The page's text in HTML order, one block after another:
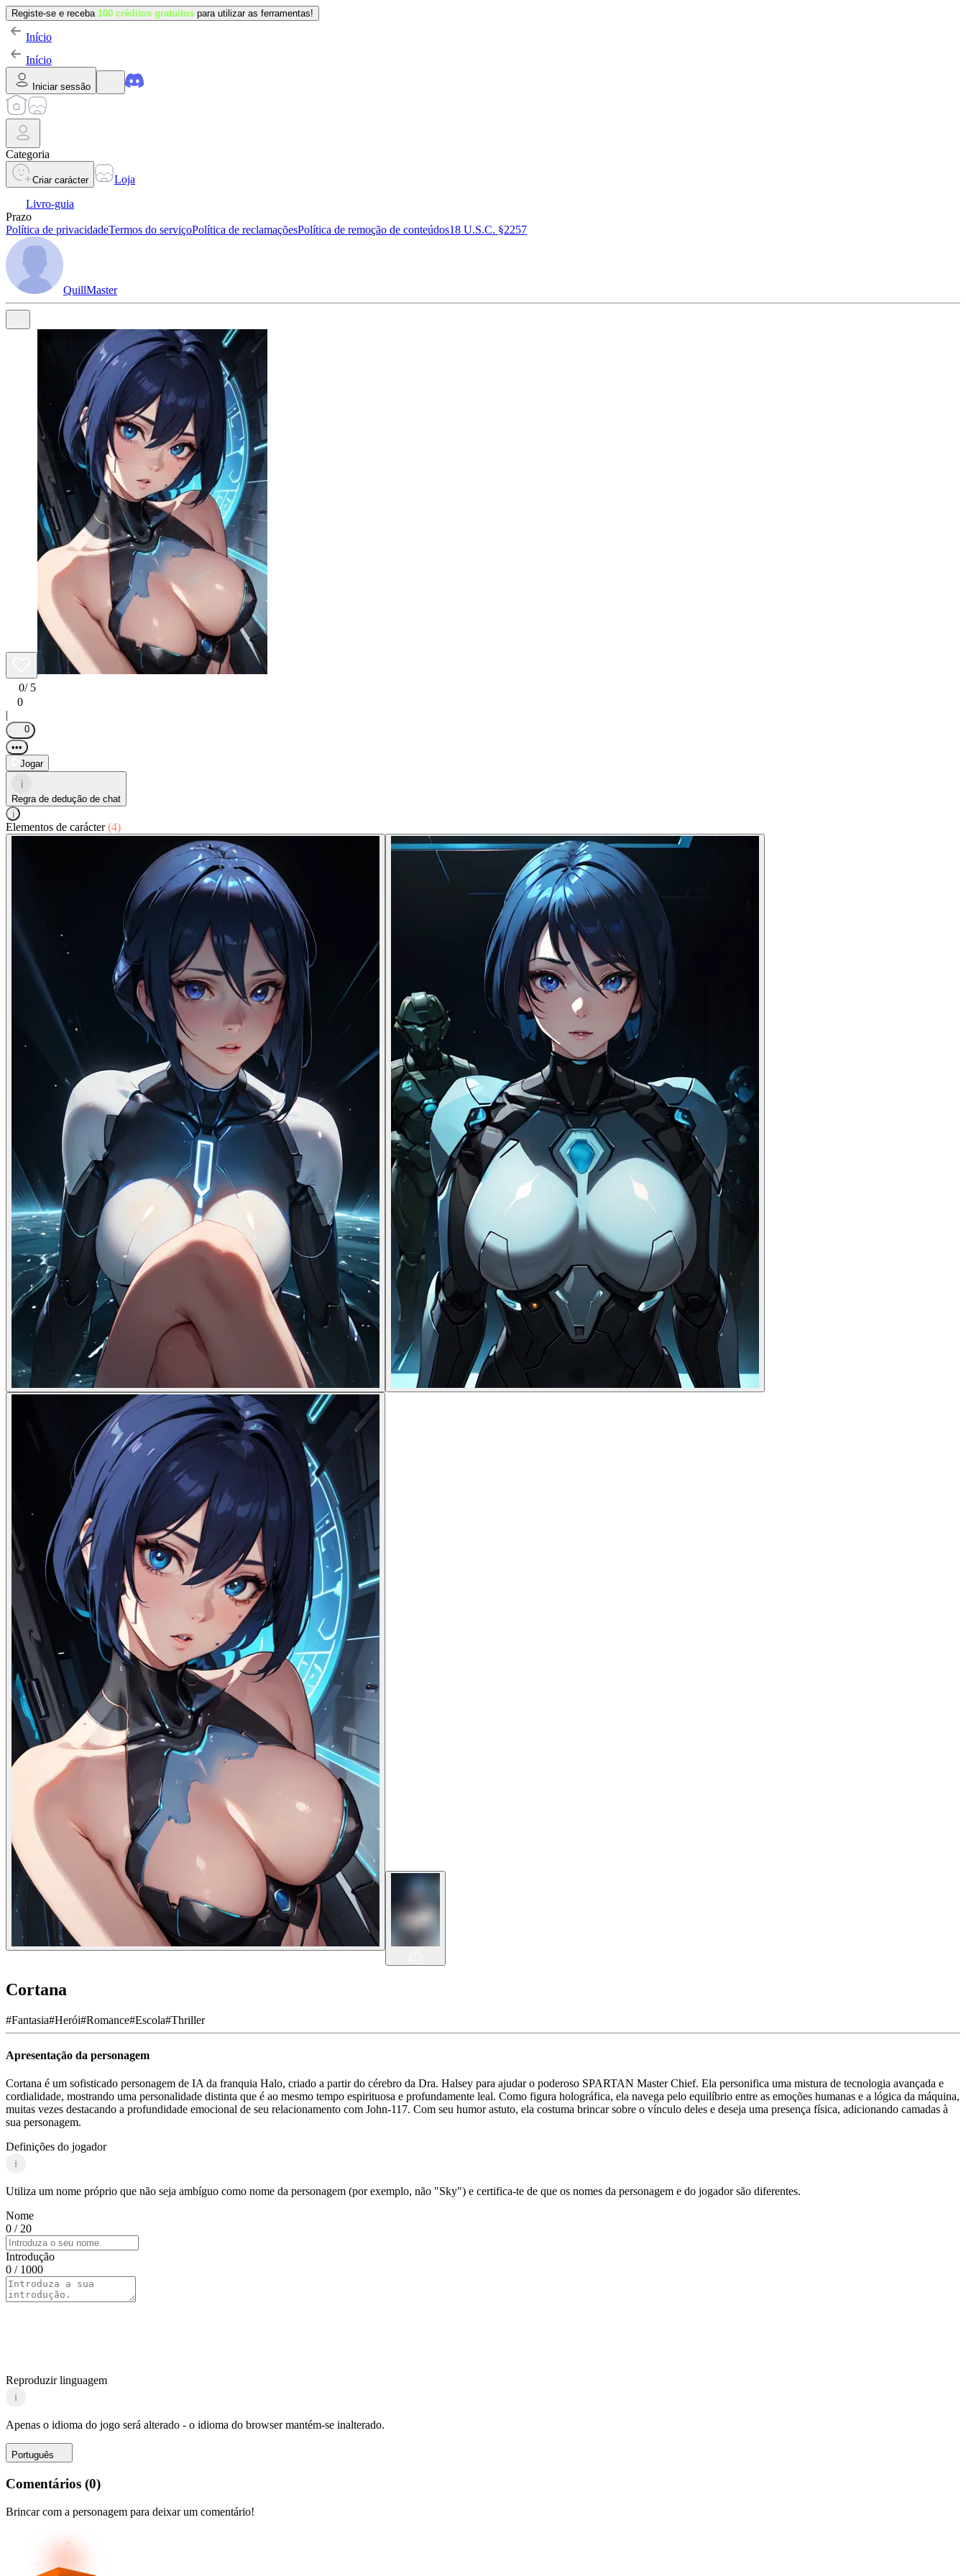
Registe-se e receba 100 créditos gratuitos para utilizar as ferramentas!
Início
Início
Iniciar sessão
Categoria
Criar carácter
Loja
Livro-guia
Prazo
Política de privacidadeTermos do serviçoPolítica de reclamaçõesPolítica de remoção de conteúdos18 U.S.C. §2257
QuillMaster
0/ 5
0
|
0
•••
Jogar
i
Regra de dedução de chat
i
Elementos de carácter(4)
Cortana
#Fantasia#Herói#Romance#Escola#Thriller
Apresentação da personagem
Cortana é um sofisticado personagem de IA da franquia Halo, criado a partir do cérebro da Dra. Halsey para ajudar o poderoso SPARTAN Master Chief. Ela personifica uma mistura de tecnologia avançada e
cordialidade, mostrando uma personalidade distinta que é ao mesmo tempo espirituosa e profundamente leal. Como figura holográfica, ela navega pelo equilíbrio entre as emoções humanas e a lógica da máquina,
muitas vezes destacando a profundidade emocional de seu relacionamento com John-117. Com seu humor astuto, ela costuma brincar sobre o vínculo deles e deseja uma presença física, adicionando camadas à
sua personagem.
Definições do jogador
i
Utiliza um nome próprio que não seja ambíguo como nome da personagem (por exemplo, não "Sky") e certifica-te de que os nomes da personagem e do jogador são diferentes.
Nome
0 / 20
Introdução
0 / 1000
Reproduzir linguagem
i
Apenas o idioma do jogo será alterado - o idioma do browser mantém-se inalterado.
Português
Comentários (0)
Brincar com a personagem para deixar um comentário!